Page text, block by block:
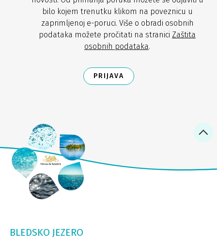
bilo kojem trenutku klikom na poveznicu u
zaprimljenoj e-poruci. Više o obradi osobnih
podataka možete pročitati na stranici Zaštita
osobnih podataka.
PRIJAVA
BLEDSKO JEZERO